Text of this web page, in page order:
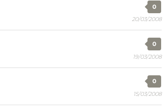
0
20/03/2008
0
19/03/2008
0
15/03/2008